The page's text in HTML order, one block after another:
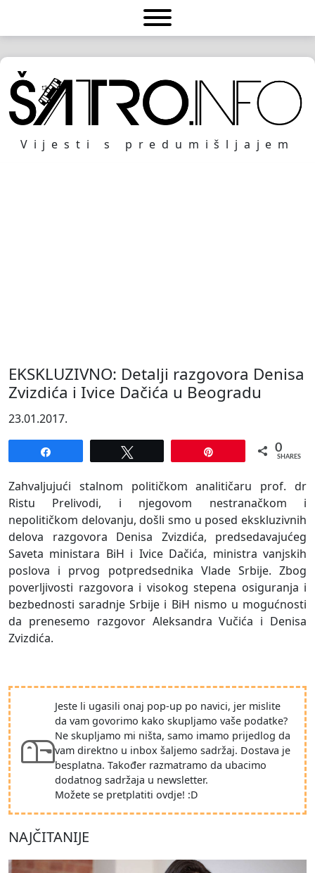
Vijesti s predumišljajem
EKSKLUZIVNO: Detalji razgovora Denisa
Zvizdića i Ivice Dačića u Beogradu
23.01.2017.
0
SHARES
Zahvaljujući stalnom političkom analitičaru prof. dr
Ristu Prelivodi, i njegovom nestranačkom i
nepolitičkom delovanju, došli smo u posed ekskluzivnih
delova razgovora Denisa Zvizdića, predsedavajućeg
Saveta ministara BiH i Ivice Dačića, ministra vanjskih
poslova i prvog potpredsednika Vlade Srbije. Zbog
poverljivosti razgovora i visokog stepena osiguranja i
bezbednosti saradnje Srbije i BiH nismo u mogućnosti
da prenesemo razgovor Aleksandra Vučića i Denisa
Zvizdića.
Jeste li ugasili onaj pop-up po navici, jer mislite
da vam govorimo kako skupljamo vaše podatke?
Ne skupljamo mi ništa, samo imamo prijedlog da
vam direktno u inbox šaljemo sadržaj. Dostava je
besplatna. Također razmatramo da ubacimo
dodatnog sadržaja u newsletter.
Možete se pretplatiti ovdje! :D
NAJČITANIJE